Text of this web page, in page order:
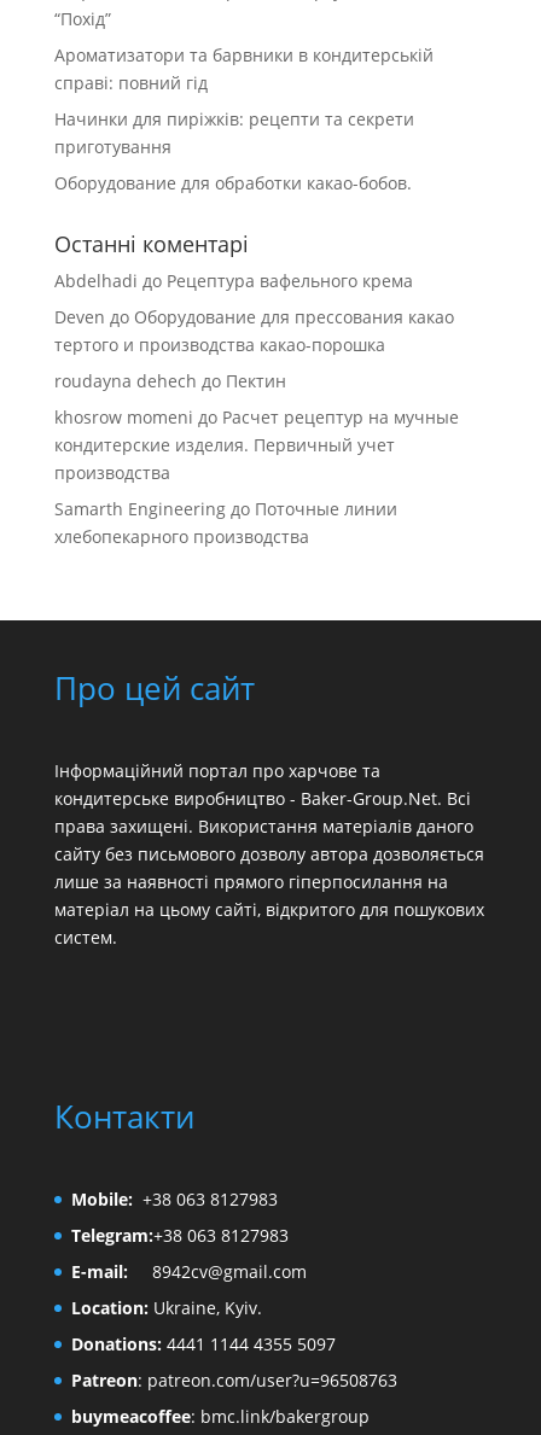
“Похід”
Ароматизатори та барвники в кондитерській
справі: повний гід
Начинки для пиріжків: рецепти та секрети
приготування
Оборудование для обработки какао-бобов.
Останні коментарі
Abdelhadi до Рецептура вафельного крема
Deven до Оборудование для прессования какао
тертого и производства какао-порошка
roudayna dehech до Пектин
khosrow momeni до Расчет рецептур на мучные
кондитерские изделия. Первичный учет
производства
Samarth Engineeringдо Поточные линии
хлебопекарного производства
Про цей сайт
Інформаційний портал про харчове та
кондитерське виробництво - Baker-Group.Net. Всі
права захищені. Використання матеріалів даного
сайту без письмового дозволу автора дозволяється
лише за наявності прямого гіперпосилання на
матеріал на цьому сайті, відкритого для пошукових
систем.
Контакти
Mobile: +38 063 8127983
Telegram:+38 063 8127983
E-mail:
8942cv@gmail.com
Location:Ukraine, Kyiv.
Donations:4441 1144 4355 5097
Patreon: patreon.com/user?u=96508763
buymeacoffee: bmc.link/bakergroup